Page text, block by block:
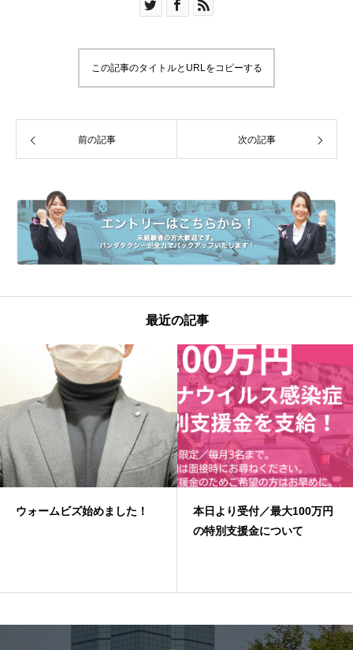
この記事のタイトルとURLをコピーする
前の記事 次の記事
最近の記事
ウォームビズ始めました！
本日より受付／最大100万円
の特別支援金について